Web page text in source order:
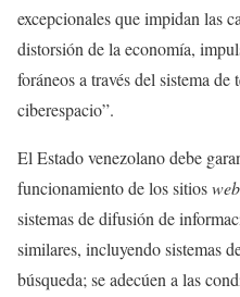
excepcionales que impidan las
distorsión de la economía,
foráneos a través del sistema
ciberespacio”.
El Estado venezolano debe
funcionamiento de los sitiosweb
sistemas de difusión de
similares, incluyendo sistemas
búsqueda; se adecúen a las